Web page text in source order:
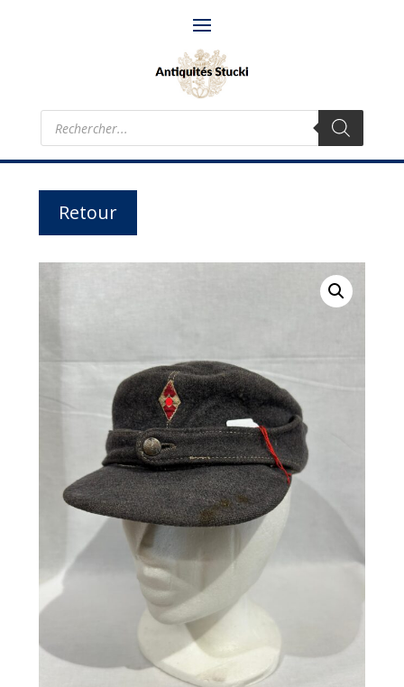
Recherche
produits
Retour